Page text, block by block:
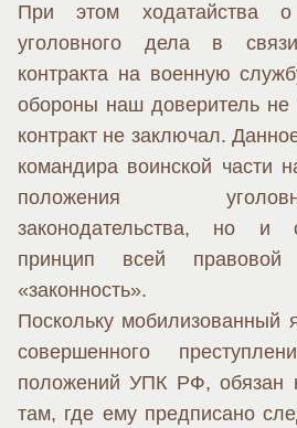
При этом ходатайства о
уголовного дела в
контракта на военную
обороны наш доверитель не
контракт не заключал.
командира воинской части
положения уголовно-
законодательства, но и
принцип всей
«законность».
Поскольку мобилизованный
совершенного
положений УПК РФ, обязан
там, где ему предписано